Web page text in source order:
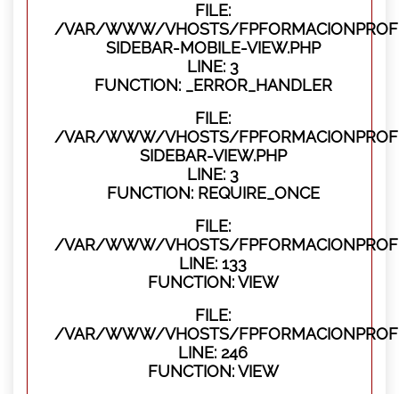
FILE:
/VAR/WWW/VHOSTS/
SIDEBAR-MOBILE-VIEW.PHP
LINE: 3
FUNCTION: _ERROR_HANDLER
FILE:
/VAR/WWW/VHOSTS/
SIDEBAR-VIEW.PHP
LINE: 3
FUNCTION: REQUIRE_ONCE
FILE:
/VAR/WWW/VHOSTS/
LINE: 133
FUNCTION: VIEW
FILE:
/VAR/WWW/VHOSTS/
LINE: 246
FUNCTION: VIEW